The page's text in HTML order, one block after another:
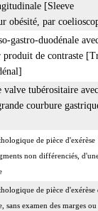
[Sleeve
obésité, par
gastro-duodénale
de contraste
valve tubérositaire avec
courbure
de pièce d'exérèse
non différenciés,
de pièce d'exérèse
sans examen des marges ou